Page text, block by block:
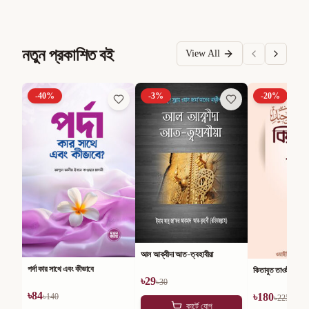
নতুন প্রকাশিত বই View All
-40%
পর্দা কার সাথে এবং কীভাবে
৳84৳140
-3%
আল আক্বীদা আত-ত্বহাবীয়া
৳29৳30
কার্টে যোগ
-20%
কিতাবুত তাওহীদ
৳180৳225